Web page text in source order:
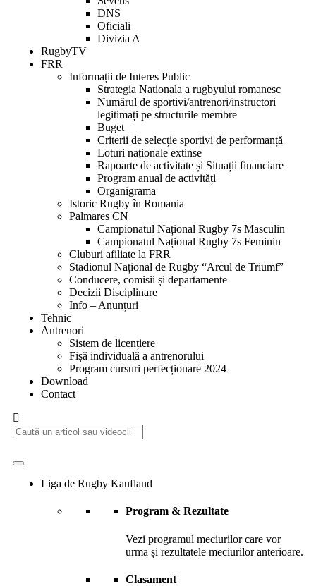
DNS
Oficiali
Divizia A
RugbyTV
FRR
Informații de Interes Public
Strategia Nationala a rugbyului romanesc
Numărul de sportivi/antrenori/instructori
legitimați pe structurile membre
Buget
Criterii de selecție sportivi de performanță
Loturi naționale extinse
Rapoarte de activitate și Situații financiare
Program anual de activități
Organigrama
Istoric Rugby în Romania
Palmares CN
Campionatul Național Rugby 7s Masculin
Campionatul Național Rugby 7s Feminin
Cluburi afiliate la FRR
Stadionul Național de Rugby “Arcul de Triumf”
Conducere, comisii și departamente
Decizii Disciplinare
Info – Anunțuri
Tehnic
Antrenori
Sistem de licențiere
Fișă individuală a antrenorului
Program cursuri perfecționare 2024
Download
Contact
Liga de Rugby Kaufland
Program & Rezultate
Vezi programul meciurilor care vor
urma și rezultatele meciurilor anterioare.
Clasament